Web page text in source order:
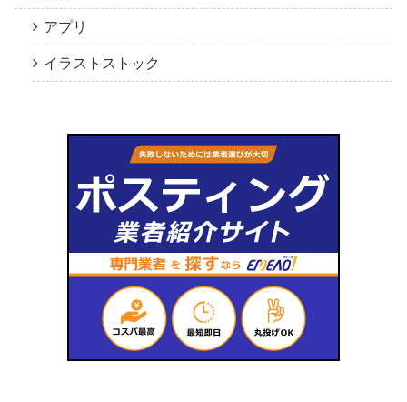
アプリ
イラストストック